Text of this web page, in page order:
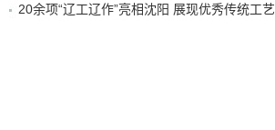
20余项“辽工辽作”亮相沈阳 展现优秀传统工艺